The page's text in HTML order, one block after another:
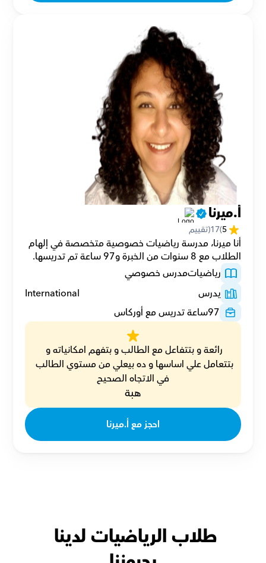
أ.ميرنا
5
(
17(تقييم
الطلاب مع 8 سنوات من الخبرة و97 ساعة تم تدريسها.
رياضياتمدرس خصوصي
يدرس
International
97ساعة تدريس مع أوركاس
في الاتجاه الصحيح
هبة
احجز مع أ.ميرنا